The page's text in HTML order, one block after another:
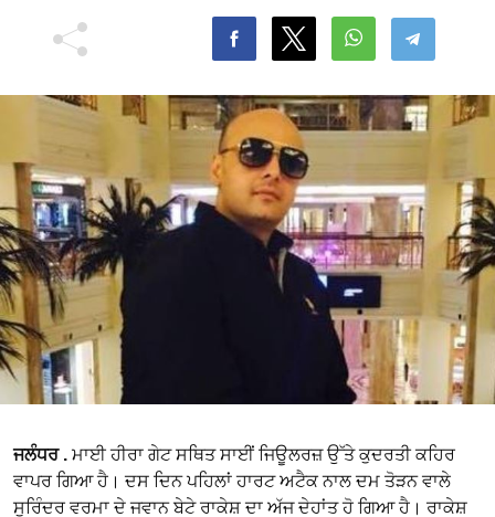
ਜਲੰਧਰ . ਮਾਈ ਹੀਰਾ ਗੇਟ ਸਥਿਤ ਸਾਈਂ ਜਿਊਲਰਜ਼ ਉੱਤੇ ਕੁਦਰਤੀ ਕਹਿਰ
ਵਾਪਰ ਗਿਆ ਹੈ। ਦਸ ਦਿਨ ਪਹਿਲਾਂ ਹਾਰਟ ਅਟੈਕ ਨਾਲ ਦਮ ਤੋੜਨ ਵਾਲੇ
ਸੁਰਿੰਦਰ ਵਰਮਾ ਦੇ ਜਵਾਨ ਬੇਟੇ ਰਾਕੇਸ਼ ਦਾ ਅੱਜ ਦੇਹਾਂਤ ਹੋ ਗਿਆ ਹੈ। ਰਾਕੇਸ਼